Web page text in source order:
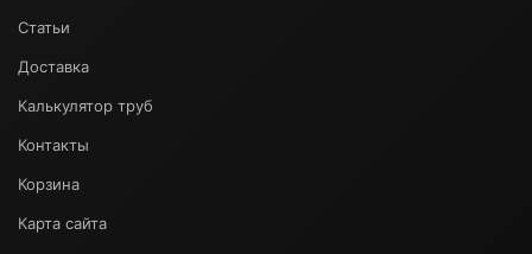
Статьи
Доставка
Калькулятор труб
Контакты
Корзина
Карта сайта